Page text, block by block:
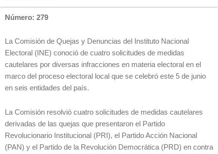
Número: 279
La Comisión de Quejas y Denuncias del Instituto Nacional
Electoral (INE) conoció de cuatro solicitudes de medidas
cautelares por diversas infracciones en materia electoral en el
marco del proceso electoral local que se celebró este 5 de junio
en seis entidades del país.
La Comisión resolvió cuatro solicitudes de medidas cautelares
derivadas de las quejas que presentaron el Partido
Revolucionario Institucional (PRI), el Partido Acción Nacional
(PAN) y el Partido de la Revolución Democrática (PRD) en contra